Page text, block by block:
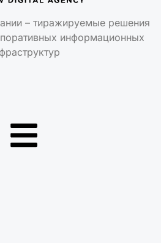
– тиражируемые решения
информационных